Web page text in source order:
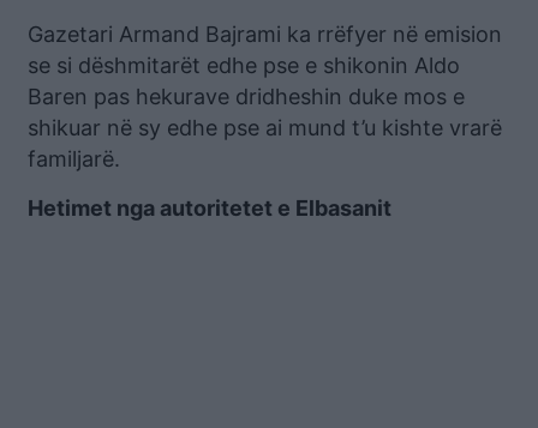
Gazetari Armand Bajrami ka rrëfyer në emision
se si dëshmitarët edhe pse e shikonin Aldo
Baren pas hekurave dridheshin duke mos e
shikuar në sy edhe pse ai mund t’u kishte vrarë
familjarë.
Hetimet nga autoritetet e Elbasanit